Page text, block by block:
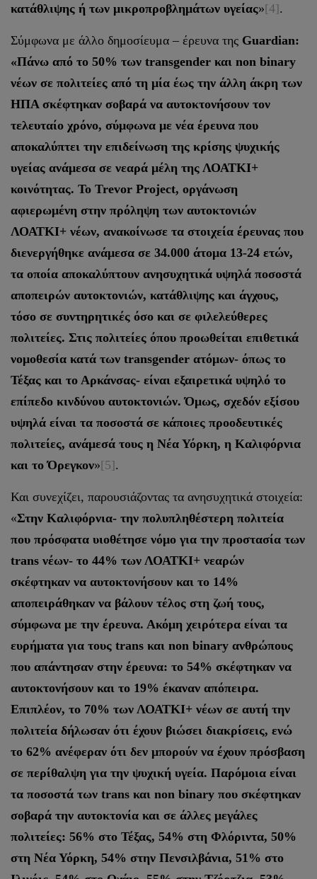
κατάθλιψης ή των μικροπροβλημάτων υγείας»[4].
Σύμφωνα με άλλο δημοσίευμα – έρευνα της Guardian:
«Πάνω από το 50% των transgender και non binary
νέων σε πολιτείες από τη μία έως την άλλη άκρη των
ΗΠΑ σκέφτηκαν σοβαρά να αυτοκτονήσουν τον
τελευταίο χρόνο, σύμφωνα με νέα έρευνα που
αποκαλύπτει την επιδείνωση της κρίσης ψυχικής
υγείας ανάμεσα σε νεαρά μέλη της ΛΟΑΤΚΙ+
κοινότητας. Το Trevor Project, οργάνωση
αφιερωμένη στην πρόληψη των αυτοκτονιών
ΛΟΑΤΚΙ+ νέων, ανακοίνωσε τα στοιχεία έρευνας που
διενεργήθηκε ανάμεσα σε 34.000 άτομα 13-24 ετών,
τα οποία αποκαλύπτουν ανησυχητικά υψηλά ποσοστά
αποπειρών αυτοκτονιών, κατάθλιψης και άγχους,
τόσο σε συντηρητικές όσο και σε φιλελεύθερες
πολιτείες. Στις πολιτείες όπου προωθείται επιθετικά
νομοθεσία κατά των transgender ατόμων- όπως το
Τέξας και το Αρκάνσας- είναι εξαιρετικά υψηλό το
επίπεδο κινδύνου αυτοκτονιών. Όμως, σχεδόν εξίσου
υψηλά είναι τα ποσοστά σε κάποιες προοδευτικές
πολιτείες, ανάμεσά τους η Νέα Υόρκη, η Καλιφόρνια
και το Όρεγκον»[5].
Και συνεχίζει, παρουσιάζοντας τα ανησυχητικά στοιχεία:
«Στην Καλιφόρνια- την πολυπληθέστερη πολιτεία
που πρόσφατα υιοθέτησε νόμο για την προστασία των
trans νέων- το 44% των ΛΟΑΤΚΙ+ νεαρών
σκέφτηκαν να αυτοκτονήσουν και το 14%
αποπειράθηκαν να βάλουν τέλος στη ζωή τους,
σύμφωνα με την έρευνα. Ακόμη χειρότερα είναι τα
ευρήματα για τους trans και non binary ανθρώπους
που απάντησαν στην έρευνα: το 54% σκέφτηκαν να
αυτοκτονήσουν και το 19% έκαναν απόπειρα.
Επιπλέον, το 70% των ΛΟΑΤΚΙ+ νέων σε αυτή την
πολιτεία δήλωσαν ότι έχουν βιώσει διακρίσεις, ενώ
το 62% ανέφεραν ότι δεν μπορούν να έχουν πρόσβαση
σε περίθαλψη για την ψυχική υγεία. Παρόμοια είναι
τα ποσοστά των trans και non binary που σκέφτηκαν
σοβαρά την αυτοκτονία και σε άλλες μεγάλες
πολιτείες: 56% στο Τέξας, 54% στη Φλόριντα, 50%
στη Νέα Υόρκη, 54% στην Πενσιλβάνια, 51% στο